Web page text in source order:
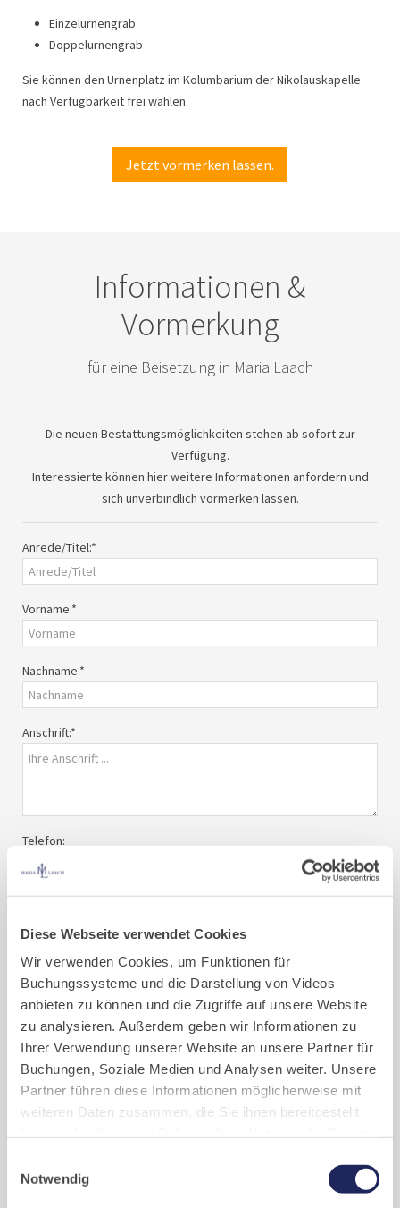
Diese Webseite verwendet Cookies
Wir verwenden Cookies, um Funktionen für
Buchungssysteme und die Darstellung von Videos
anbieten zu können und die Zugriffe auf unsere Website
zu analysieren. Außerdem geben wir Informationen zu
Ihrer Verwendung unserer Website an unsere Partner für
Buchungen, Soziale Medien und Analysen weiter. Unsere
Partner führen diese Informationen möglicherweise mit
weiteren Daten zusammen, die Sie ihnen bereitgestellt
challenges.cloudflare.com: Wir verwenden das online
Buchungssystem MEWS in unserem Hotel und unserem
Notwendig
Einzelurnengrab
Doppelurnengrab
Sie können den Urnenplatz im Kolumbarium der Nikolauskapelle
nach Verfügbarkeit frei wählen.
Jetzt vormerken lassen.
Informationen &
Vormerkung
für eine Beisetzung in Maria Laach
Die neuen Bestattungsmöglichkeiten stehen ab sofort zur
Verfügung.
Interessierte können hier weitere Informationen anfordern und
sich unverbindlich vormerken lassen.
Anrede/Titel:*
Vorname:*
Nachname:*
Anschrift:*
Telefon:
E-Mail:*
Ich möchte ...*
Ihre Nachricht:
Ich möchte unverbindlich vorgemerkt werden sowie die